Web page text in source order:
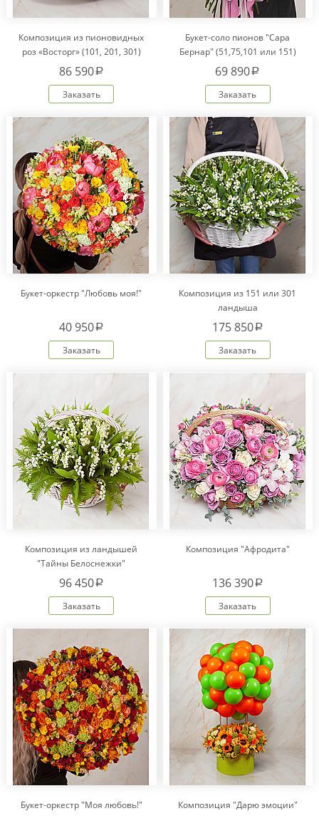
Композиция из пионовидных
роз «Восторг» (101, 201, 301)
86 590a
Заказать
Букет-соло пионов "Сара
Бернар" (51,75,101 или 151)
69 890a
Заказать
Букет-оркестр "Любовь моя!"
40 950a
Заказать
Композиция из 151 или 301
ландыша
175 850a
Заказать
Композиция из ландышей
"Тайны Белоснежки"
96 450a
Заказать
Композиция "Афродита"
136 390a
Заказать
Букет-оркестр "Моя любовь!" Композиция "Дарю эмоции"